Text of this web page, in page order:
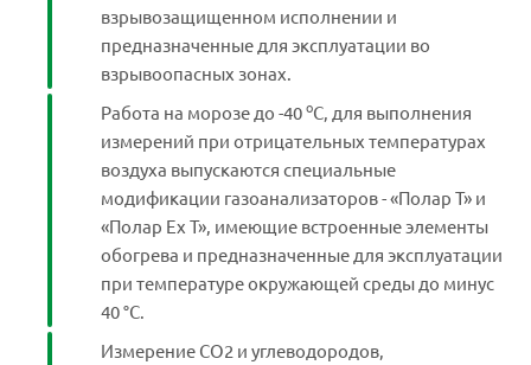
взрывозащищенном исполнении и
предназначенные для эксплуатации во
взрывоопасных зонах.
Работа на морозе до -40оС, для выполнения
измерений при отрицательных температурах
воздуха выпускаются специальные
модификации газоанализаторов - «Полар Т» и
«Полар Ех Т», имеющие встроенные элементы
обогрева и предназначенные для эксплуатации
при температуре окружающей среды до минус
40 °С.
Измерение СО2 и углеводородов,